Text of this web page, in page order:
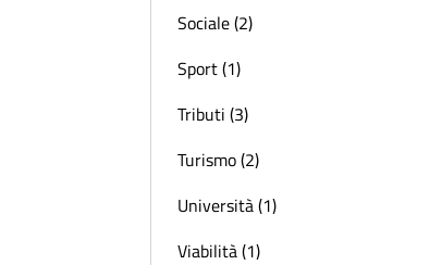
Sociale (2)
Sport (1)
Tributi (3)
Turismo (2)
Università (1)
Viabilità (1)